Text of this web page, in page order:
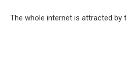
The whole internet is attracted by